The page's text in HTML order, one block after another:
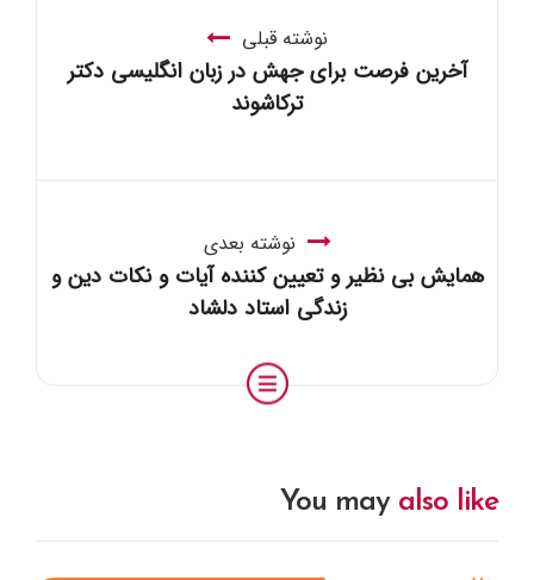
نوشته قبلی
آخرین فرصت برای جهش در زبان انگلیسی دکتر
ترکاشوند
نوشته بعدی
همایش بی نظیر و تعیین کننده آیات و نکات دین و
زندگی استاد دلشاد
You may also like